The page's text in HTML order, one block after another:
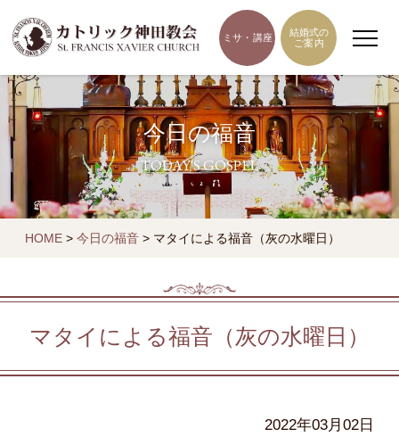
ミサ・講座
結婚式の
ご案内
今日の福音
TODAY'S GOSPEL
HOME > 今日の福音 > マタイによる福音（灰の水曜日）
マタイによる福音（灰の水曜日）
2022年03月02日